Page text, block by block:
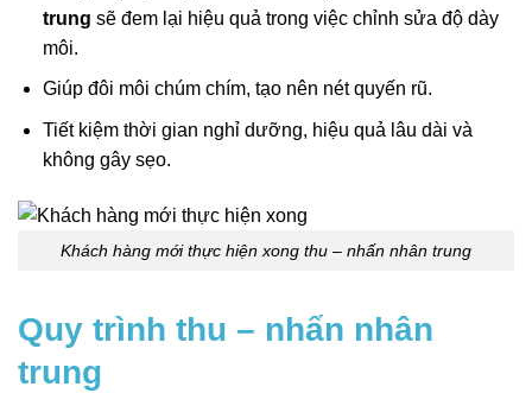
trung sẽ đem lại hiệu quả trong việc chỉnh sửa độ dày
môi.
Giúp đôi môi chúm chím, tạo nên nét quyến rũ.
Tiết kiệm thời gian nghỉ dưỡng, hiệu quả lâu dài và
không gây sẹo.
Khách hàng mới thực hiện xong thu – nhấn nhân trung
Quy trình thu – nhấn nhân
trung